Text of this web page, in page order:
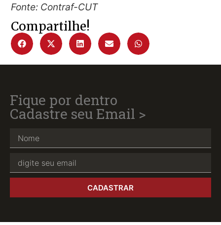
Fonte: Contraf-CUT
Compartilhe!
Fique por dentro
Cadastre seu Email >
CADASTRAR